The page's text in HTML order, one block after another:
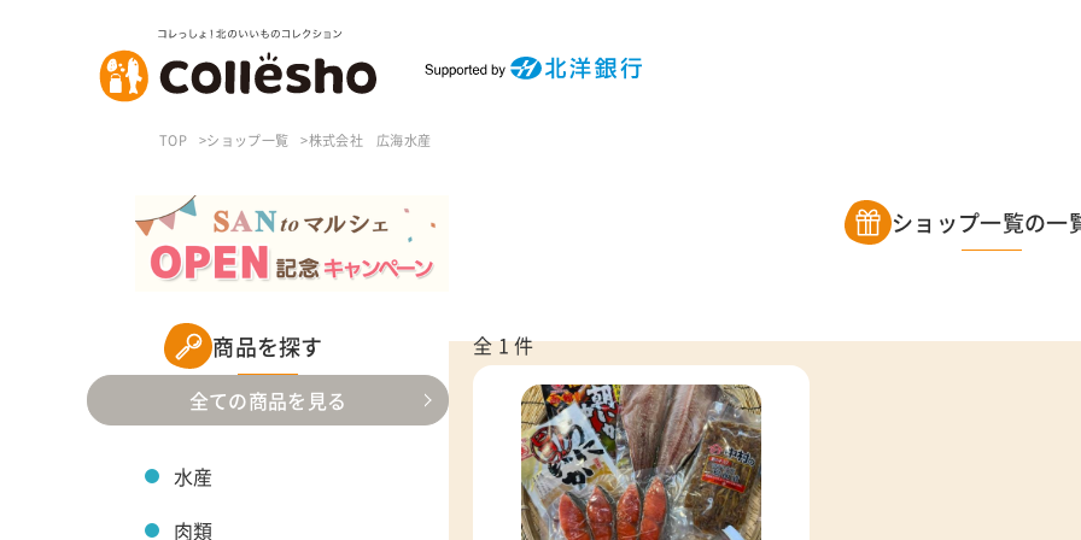
TOP ショップ一覧 株式会社 広海水産
ショップ一覧の一
全 1 件
商品を探す
全ての商品を見る
水産
肉類